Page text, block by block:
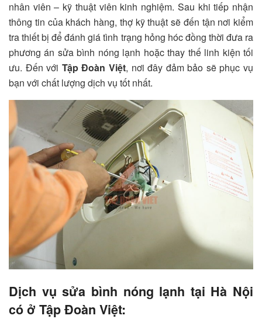
nhân viên – kỹ thuật viên kinh nghiệm. Sau khi tiếp nhận
thông tin của khách hàng, thợ kỹ thuật sẽ đến tận nơi kiểm
tra thiết bị để đánh giá tình trạng hỏng hóc đồng thời đưa ra
phương án sửa bình nóng lạnh hoặc thay thế linh kiện tối
ưu. Đến với Tập Đoàn Việt, nơi đây đảm bảo sẽ phục vụ
bạn với chất lượng dịch vụ tốt nhất.
Dịch vụ sửa bình nóng lạnh tại Hà Nội
có ở Tập Đoàn Việt: